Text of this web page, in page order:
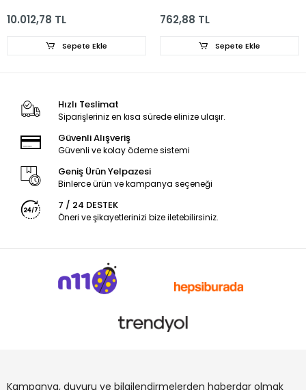
10.012,78 TL
Sepete Ekle
762,88 TL
Sepete Ekle
Hızlı Teslimat
Siparişleriniz en kısa sürede elinize ulaşır.
Güvenli Alışveriş
Güvenli ve kolay ödeme sistemi
Geniş Ürün Yelpazesi
Binlerce ürün ve kampanya seçeneği
7 / 24 DESTEK
Öneri ve şikayetlerinizi bize iletebilirsiniz.
Kampanya, duyuru ve bilgilendirmelerden haberdar olmak